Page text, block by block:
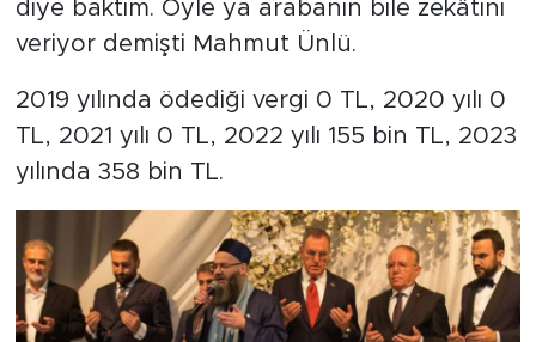
diye baktım. Öyle ya arabanın bile zekâtını
veriyor demişti Mahmut Ünlü.
2019 yılında ödediği vergi 0 TL, 2020 yılı 0
TL, 2021 yılı 0 TL, 2022 yılı 155 bin TL, 2023
yılında 358 bin TL.